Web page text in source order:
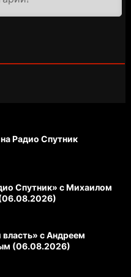
Радио Спутник
Спутник» с Михаилом
власть» с Андреем
(06.08.2026)